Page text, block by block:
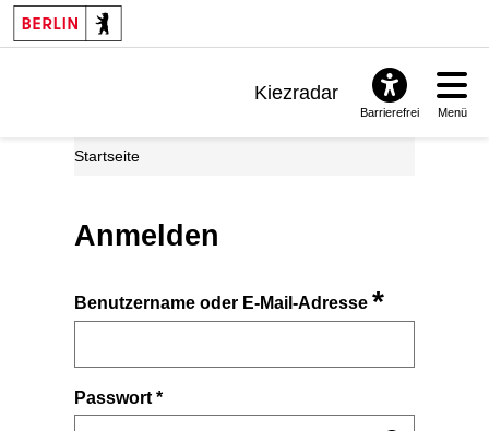
Kiezradar
Barrierefrei Menü
Startseite
Anmelden
Benutzername oder E-Mail-Adresse*
Passwort*